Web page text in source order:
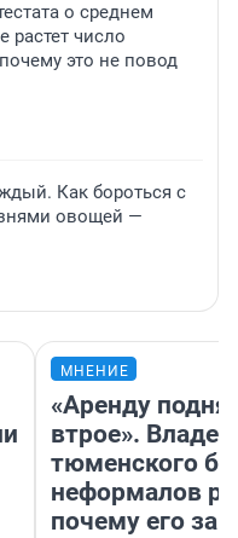
о среднем
растет число
это не повод
Как бороться с
овощей —
МНЕНИЕ
«Аренду
втрое».
тюменского
неформалов
почему его